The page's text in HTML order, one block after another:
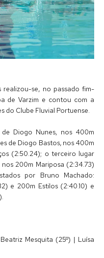
se, no passado fim-
de Varzim e contou com a
do Clube Fluvial Portuense.
Diogo Nunes, nos 400m
de Diogo Bastos, nos 400m
(2:50.24); o terceiro lugar
200m Mariposa (2:34.73)
por Bruno Machado:
e 200m Estilos (2:40.10) e
Mesquita (25º) | Luísa